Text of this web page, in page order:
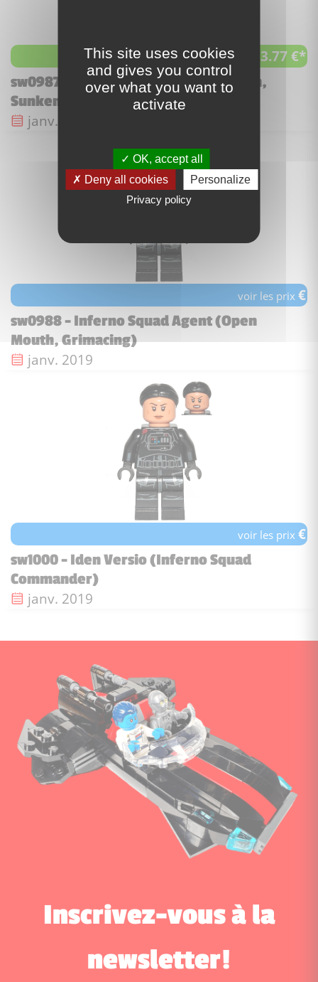
à partir de 13.77 €*
sw0987 - Inferno Squad Agent (Frown,
Sunken Eyes)
Date de sortie :
janv. 2019
voir les prix€
sw0988 - Inferno Squad Agent (Open
Mouth, Grimacing)
Date de sortie :
janv. 2019
voir les prix€
sw1000 - Iden Versio (Inferno Squad
Commander)
Date de sortie :
janv. 2019
Inscrivez-vous à la
newsletter!
This site uses cookies
and gives you control
over what you want to
activate
OK, accept all
Deny all cookies
Personalize
Privacy policy